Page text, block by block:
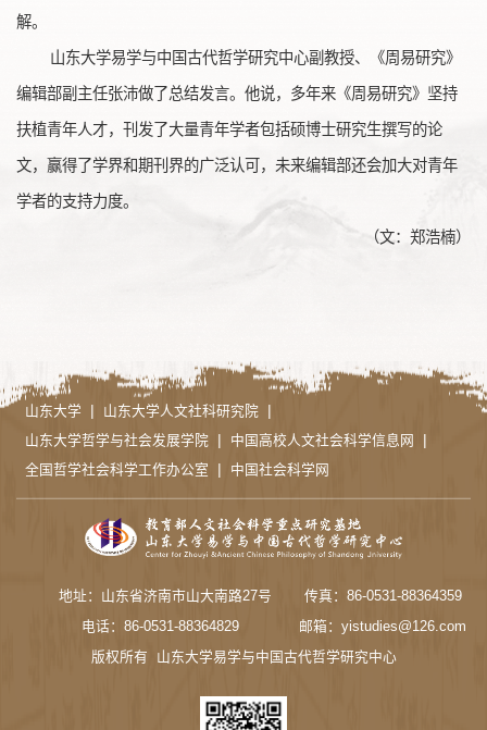
解。
山东大学易学与中国古代哲学研究中心副教授、《周易研究》
编辑部副主任张沛做了总结发言。他说，多年来《周易研究》坚持
扶植青年人才，刊发了大量青年学者包括硕博士研究生撰写的论
文，赢得了学界和期刊界的广泛认可，未来编辑部还会加大对青年
学者的支持力度。
（文：郑浩楠）
山东大学 | 山东大学人文社科研究院 |
山东大学哲学与社会发展学院 | 中国高校人文社会科学信息网 |
全国哲学社会科学工作办公室 | 中国社会科学网
地址：山东省济南市山大南路27号
传真：86-0531-88364359
电话：86-0531-88364829
邮箱：yistudies@126.com
版权所有 山东大学易学与中国古代哲学研究中心